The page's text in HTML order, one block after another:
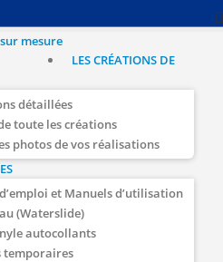
mesure
LES CRÉATIONS DE
détaillées
toute les créations
photos de vos réalisations
et Manuels d’utilisation
(Waterslide)
autocollants
temporaires